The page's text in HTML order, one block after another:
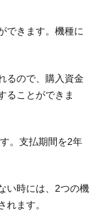
できます。機種に
るので、購入資金
ることができま
。支払期間を2年
い時には、2つの機
れます。